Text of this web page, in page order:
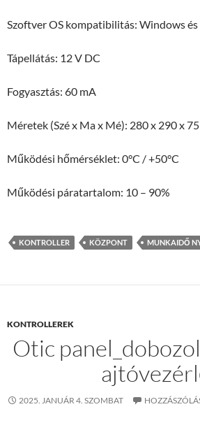
Szoftver OS kompatibilitás: Windows
Tápellátás: 12 V DC
Fogyasztás: 60 mA
Méretek (Szé x Ma x Mé): 280 x 290 x
Működési hőmérséklet: 0°C / +50°C
Működési páratartalom: 10 – 90%
KONTROLLER KÖZPONT MUNKAIDŐ
KONTROLLEREK
Otic
2025. JANUÁR 4. SZOMBAT